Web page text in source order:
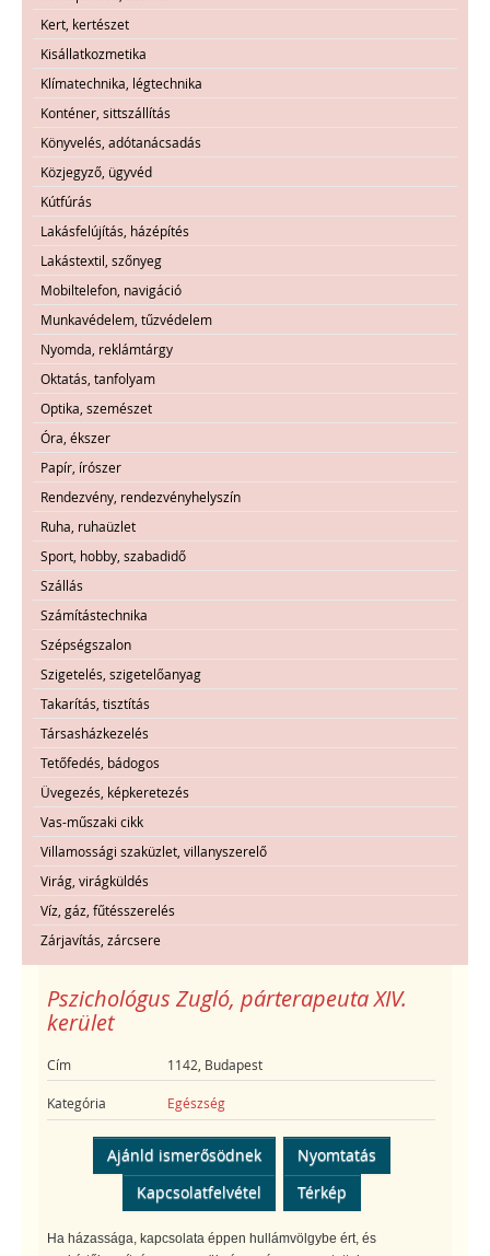
Kert, kertészet
Kisállatkozmetika
Klímatechnika, légtechnika
Konténer, sittszállítás
Könyvelés, adótanácsadás
Közjegyző, ügyvéd
Kútfúrás
Lakásfelújítás, házépítés
Lakástextil, szőnyeg
Mobiltelefon, navigáció
Munkavédelem, tűzvédelem
Nyomda, reklámtárgy
Oktatás, tanfolyam
Optika, szemészet
Óra, ékszer
Papír, írószer
Rendezvény, rendezvényhelyszín
Ruha, ruhaüzlet
Sport, hobby, szabadidő
Szállás
Számítástechnika
Szépségszalon
Szigetelés, szigetelőanyag
Takarítás, tisztítás
Társasházkezelés
Tetőfedés, bádogos
Üvegezés, képkeretezés
Vas-műszaki cikk
Villamossági szaküzlet, villanyszerelő
Virág, virágküldés
Víz, gáz, fűtésszerelés
Zárjavítás, zárcsere
Pszichológus Zugló, párterapeuta XIV.
kerület
Cím 1142, Budapest
Kategória Egészség
Ajánld ismerősödnek
Nyomtatás
Kapcsolatfelvétel
Térkép
Ha házassága, kapcsolata éppen hullámvölgybe ért, és